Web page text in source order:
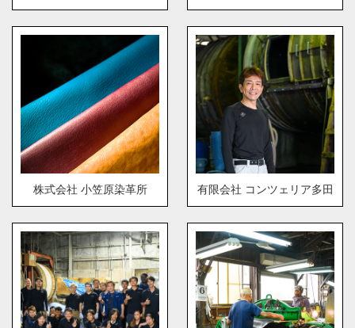
株式会社 小笠原染革所 有限会社 コンツェリア多田